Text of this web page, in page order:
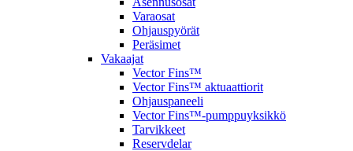
Varaosat
Ohjauspyörät
Peräsimet
Vakaajat
Vector Fins™
Vector Fins™ aktuaattiorit
Ohjauspaneeli
Vector Fins™-pumppuyksikkö
Tarvikkeet
Reservdelar